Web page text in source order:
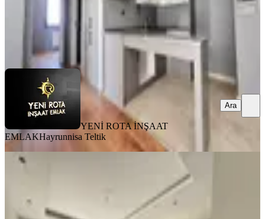
YENİ ROTA İNŞAAT EMLAKHayrunnisa Teltik
YENİ ROTA İNŞAAT
EMLAKHayrunnisa Teltik
Ara
SIFIR BİNA
Yeni Rota'dan Yeni Yapım Çift
Balkonlu Geniş Satlık 4+1 Daire
Onikişubat, Vadi Mahallesi